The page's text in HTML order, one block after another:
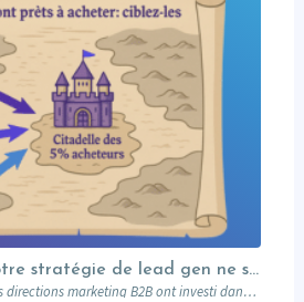
2025 : pourquoi votre stratégie de lead gen ne suffit plus (et comment l’Account-Based Marketing peut relancer vos performances)
Depuis plus de dix ans, les directions marketing B2B ont investi dans des plateformes…